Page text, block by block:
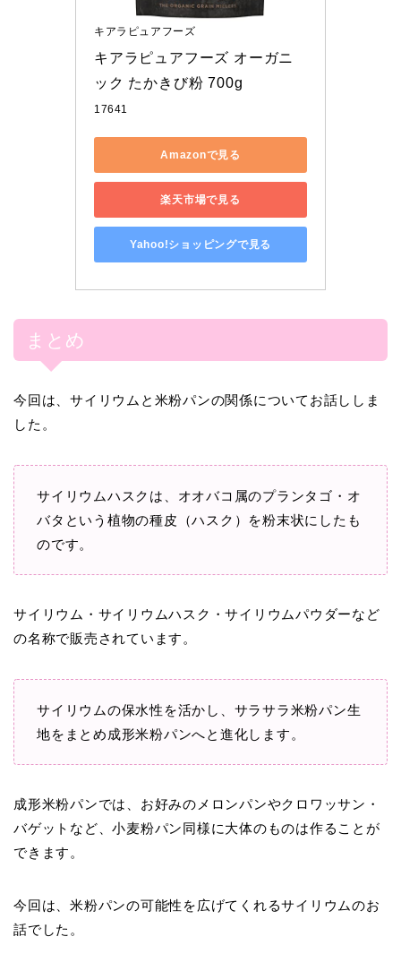
キアラピュアフーズ
キアラピュアフーズ オーガニ
ック たかきび粉 700g
17641
Amazonで見る
楽天市場で見る
Yahoo!ショッピングで見る
まとめ
今回は、サイリウムと米粉パンの関係についてお話ししま
した。
サイリウムハスクは、オオバコ属のプランタゴ・オ
バタという植物の種皮（ハスク）を粉末状にしたも
のです。
サイリウム・サイリウムハスク・サイリウムパウダーなど
の名称で販売されています。
サイリウムの保水性を活かし、サラサラ米粉パン生
地をまとめ成形米粉パンへと進化します。
成形米粉パンでは、お好みのメロンパンやクロワッサン・
バゲットなど、小麦粉パン同様に大体のものは作ることが
できます。
今回は、米粉パンの可能性を広げてくれるサイリウムのお
話でした。